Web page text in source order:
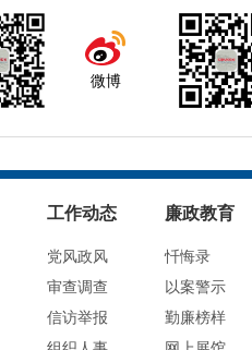
微博
工作动态
党风政风
审查调查
信访举报
廉政教育
忏悔录
以案警示
勤廉榜样